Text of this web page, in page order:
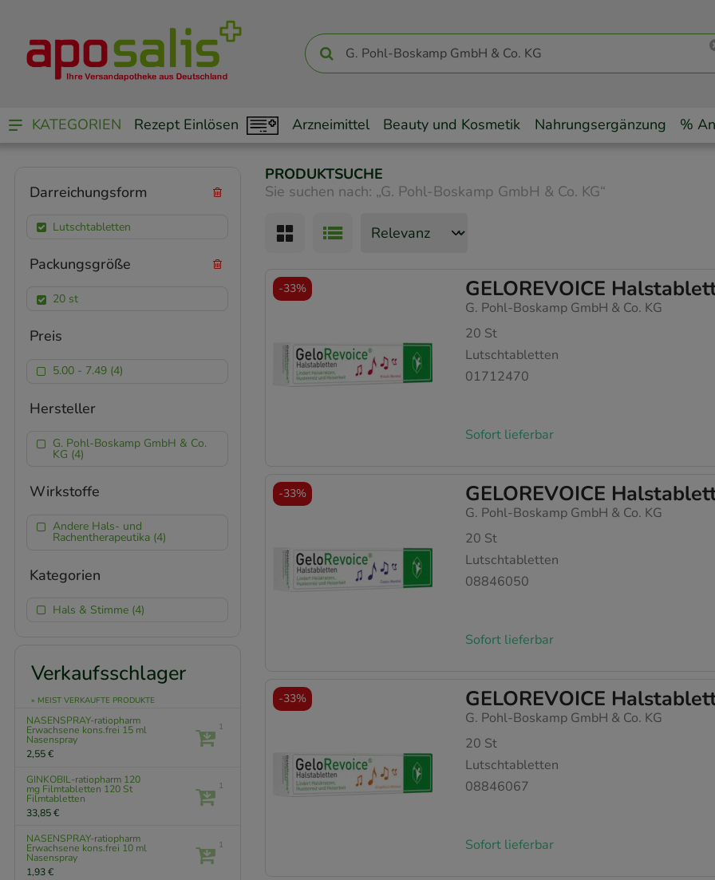
KATEGORIEN Rezept Einlösen Arzneimittel Beauty und Kosmetik Nahrungsergänzung %
PRODUKTSUCHE
Sie suchen nach: „G. Pohl-Boskamp GmbH & Co. KG“
GELOREVOICE
G. Pohl-Boskamp GmbH & Co. KG
20 St
Lutschtabletten
01712470
Sofort lieferbar
-33%
GELOREVOICE
G. Pohl-Boskamp GmbH & Co. KG
20 St
Lutschtabletten
08846050
Sofort lieferbar
-33%
GELOREVOICE
G. Pohl-Boskamp GmbH & Co. KG
20 St
Lutschtabletten
08846067
Sofort lieferbar
-33%
Darreichungsform
Lutschtabletten
Packungsgröße
20 st
Preis
5.00 - 7.49 (4)
Hersteller
G. Pohl-Boskamp GmbH & Co.
KG (4)
Wirkstoffe
Andere Hals- und
Rachentherapeutika (4)
Kategorien
Hals & Stimme (4)
Verkaufsschlager
» MEIST VERKAUFTE PRODUKTE
NASENSPRAY-ratiopharm
Erwachsene kons.frei 15 ml
Nasenspray
2,55 €
1
GINKOBIL-ratiopharm 120
mg Filmtabletten 120 St
Filmtabletten
33,85 €
1
NASENSPRAY-ratiopharm
Erwachsene kons.frei 10 ml
Nasenspray
1,93 €
1